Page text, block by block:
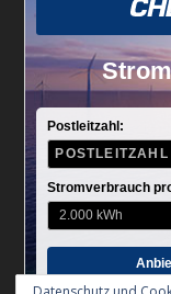
Postleitzahl:
Stromverbrauch